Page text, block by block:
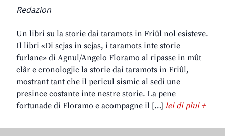
Redazion
Un libri su la storie dai taramots in Friûl nol esisteve.
Il libri «Di scjas in scjas, i taramots inte storie
furlane» di Agnul/Angelo Floramo al ripasse in mût
clâr e cronologjic la storie dai taramots in Friûl,
mostrant tant che il pericul sismic al sedi une
presince costante inte nestre storie. La pene
fortunade di Floramo e acompagne il […] lei di plui +